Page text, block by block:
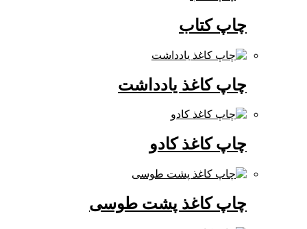
چاپ کتاب
چاپ کاغذ یادداشت
چاپ کاغذ کادو
چاپ کاغذ پشت طوسی